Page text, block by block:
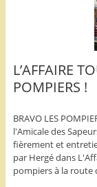
L’AFFAIRE
POMPIERS !
BRAVO LES
l'Amicale des
fièrement et
par Hergé dans
pompiers à la route